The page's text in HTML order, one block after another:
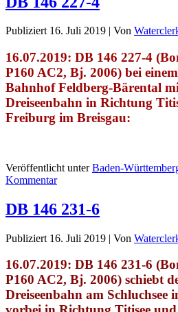
Publiziert 16. Juli 2019 | Von
16.07.2019: DB 146 227-4
P160 AC2, Bj. 2006) bei
Bahnhof Feldberg-Bärental
Dreiseenbahn in Richtung
Freiburg im Breisgau:
Veröffentlicht unter Baden-
Kommentar
DB 146 231-6
Publiziert 16. Juli 2019 | Von
16.07.2019: DB 146 231-6
P160 AC2, Bj. 2006) schiebt
Dreiseenbahn am Schluchsee